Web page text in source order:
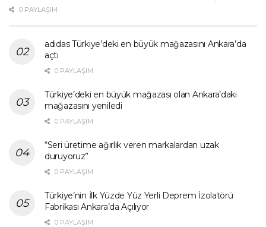
0 PAYLAŞIM
adidas Türkiye’deki en büyük mağazasını Ankara’da
açtı
0 PAYLAŞIM
Türkiye’deki en büyük mağazası olan Ankara’daki
mağazasını yeniledi
0 PAYLAŞIM
“Seri üretime ağırlık veren markalardan uzak
duruyoruz”
0 PAYLAŞIM
Türkiye’nin İlk Yüzde Yüz Yerli Deprem İzolatörü
Fabrikası Ankara’da Açılıyor
0 PAYLAŞIM